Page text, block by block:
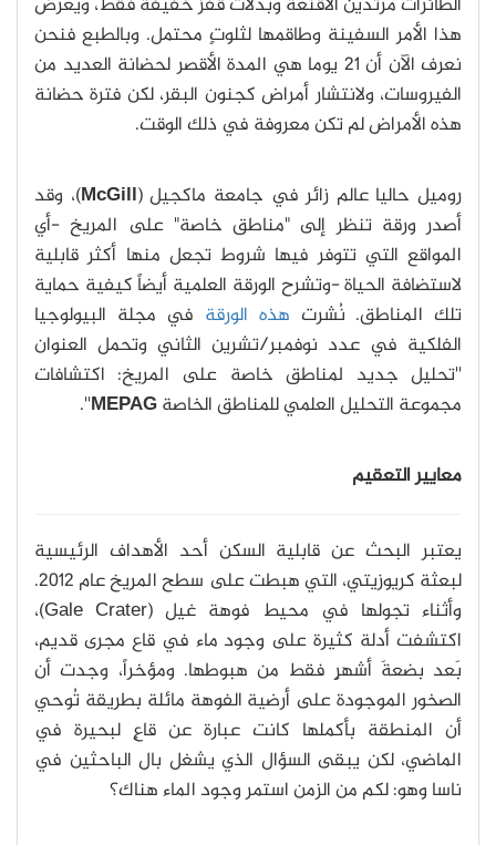
هذا الأمر السفينة وطاقمها لثلوتٍ محتمل. وبالطبع فنحن
نعرف الآن أن 21 يوما هي المدة الأقصر لحضانة العديد من
الفيروسات، ولانتشار أمراض كجنون البقر، لكن فترة حضانة
هذه الأمراض لم تكن معروفة في ذلك الوقت.
روميل حاليا عالم زائر في جامعة ماكجيل (McGill)، وقد
أصدر ورقة تنظر إلى "مناطق خاصة" على المريخ -أي
المواقع التي تتوفر فيها شروط تجعل منها أكثر قابلية
لاستضافة الحياة -وتشرح الورقة العلمية أيضاً كيفية حماية
تلك المناطق. نُشرت هذه الورقة في مجلة البيولوجيا
الفلكية في عدد نوفمبر/تشرين الثاني وتحمل العنوان
''تحليل جديد لمناطق خاصة على المريخ: اكتشافات
مجموعة التحليل العلمي للمناطق الخاصة
''.
معايير التعقيم
يعتبر البحث عن قابلية السكن أحد الأهداف الرئيسية
لبعثة كريوزيتي، التي هبطت على سطح المريخ عام 2012.
وأثناء تجولها في محيط فوهة غيل (Gale Crater)،
اكتشفت أدلة كثيرة على وجود ماء في قاع مجرى قديم،
بَعد بضعةَ أشهرٍ فقط من هبوطها. ومؤخراً، وجدت أن
الصخور الموجودة على أرضية الفوهة مائلة بطريقة تُوحي
أن المنطقة بأكملها كانت عبارة عن قاعٍ لبحيرة في
الماضي، لكن يبقى السؤال الذي يشغل بال الباحثين في
ناسا وهو: لكم من الزمن استمر وجود الماء هناك؟